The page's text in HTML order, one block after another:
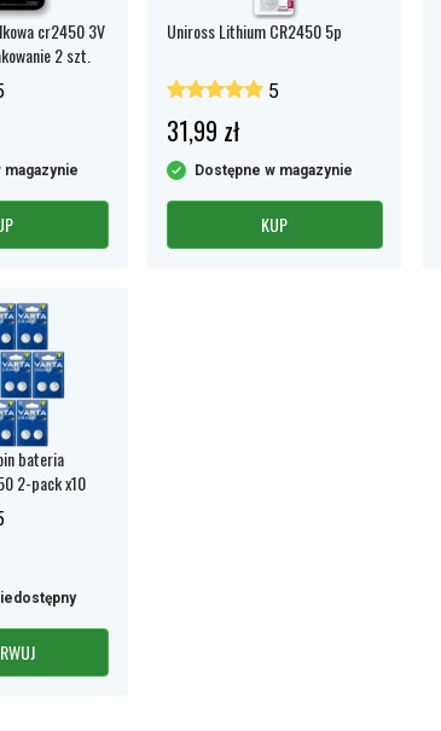
cr2450 3V
2 szt.
magazynie
Uniross Lithium CR2450 5p
5
31,99 zł
Dostępne w magazynie
KUP
bateria
2-pack x10